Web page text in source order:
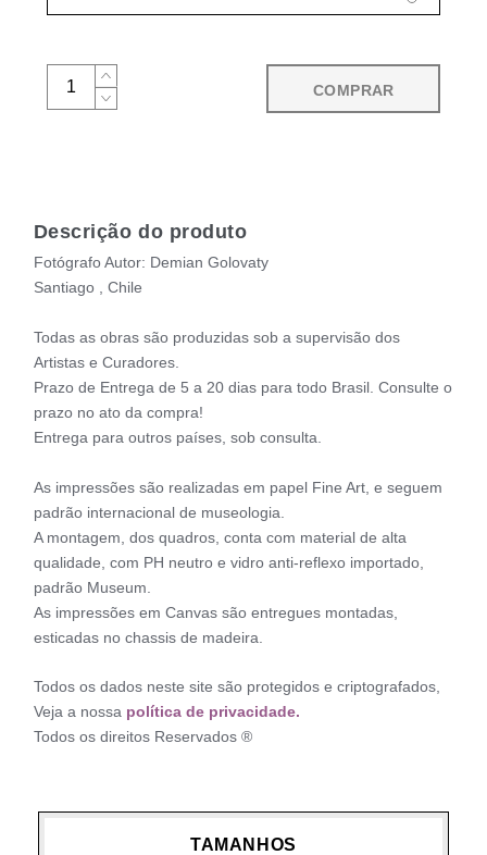
COMPRAR
Descrição do produto
Fotógrafo Autor: Demian Golovaty
Santiago , Chile
Todas as obras são produzidas sob a supervisão dos
Artistas e Curadores.
Prazo de Entrega de 5 a 20 dias para todo Brasil. Consulte o
prazo no ato da compra!
Entrega para outros países, sob consulta.
As impressões são realizadas em papel Fine Art, e seguem
padrão internacional de museologia.
A montagem, dos quadros, conta com material de alta
qualidade, com PH neutro e vidro anti-reflexo importado,
padrão Museum.
As impressões em Canvas são entregues montadas,
esticadas no chassis de madeira.
Todos os dados neste site são protegidos e criptografados,
Veja a nossa política de privacidade.
Todos os direitos Reservados ®
TAMANHOS